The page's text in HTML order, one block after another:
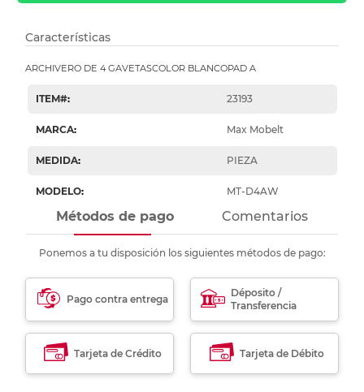
Características
ARCHIVERO DE 4 GAVETASCOLOR BLANCOPAD A
ITEM#: 23193
MARCA: Max Mobelt
MEDIDA: PIEZA
MODELO: MT-D4AW
Métodos de pago Comentarios
Ponemos a tu disposición los siguientes métodos de pago:
Pago contra entrega
Déposito /
Transferencia
Tarjeta de Crédito Tarjeta de Débito